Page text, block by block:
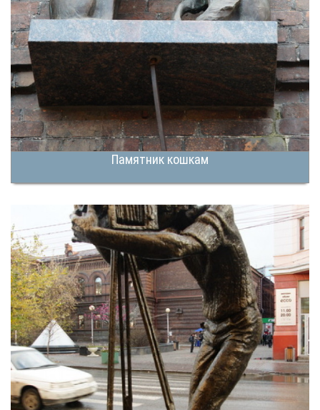
Памятник кошкам